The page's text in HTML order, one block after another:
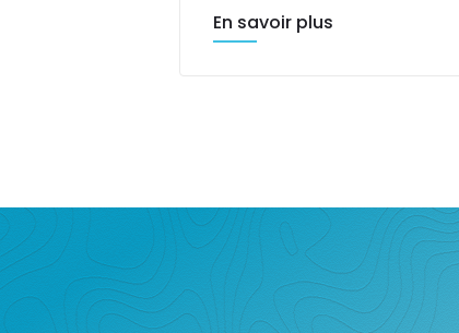
En savoir plus